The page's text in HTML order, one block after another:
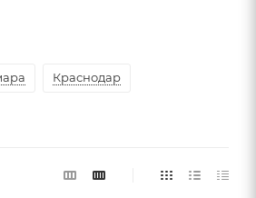
Краснодар